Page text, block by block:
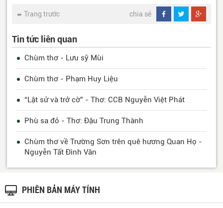
Trang trước chia sẻ
Tin tức liên quan
Chùm thơ - Lưu sỹ Mùi
Chùm thơ - Phạm Huy Liệu
“Lật sử và trở cờ” - Thơ: CCB Nguyễn Việt Phát
Phù sa đỏ - Thơ: Đậu Trung Thành
Chùm thơ về Trường Sơn trên quê hương Quan Họ -
Nguyễn Tất Đình Vân
PHIÊN BẢN MÁY TÍNH